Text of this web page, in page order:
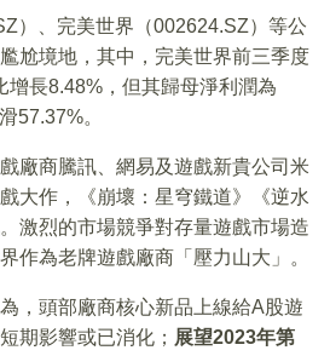
）、完美世界（002624.SZ）等公
尬境地，其中，完美世界前三季度
增長8.48%，但其歸母淨利潤為
57.37%。
廠商騰訊、網易及遊戲新貴公司米
大作，《崩壞：星穹鐵道》《逆水
激烈的市場競爭對存量遊戲市場造
作為老牌遊戲廠商「壓力山大」。
，頭部廠商核心新品上線給A股遊
期影響或已消化； 展望2023年第